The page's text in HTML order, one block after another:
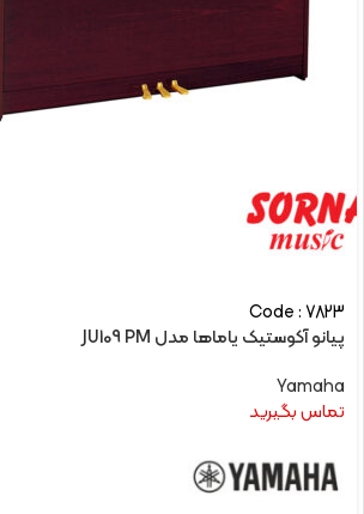
Code : 7823
پیانو آکوستیک یاماها مدل JU109 PM
Yamaha
تماس بگیرید